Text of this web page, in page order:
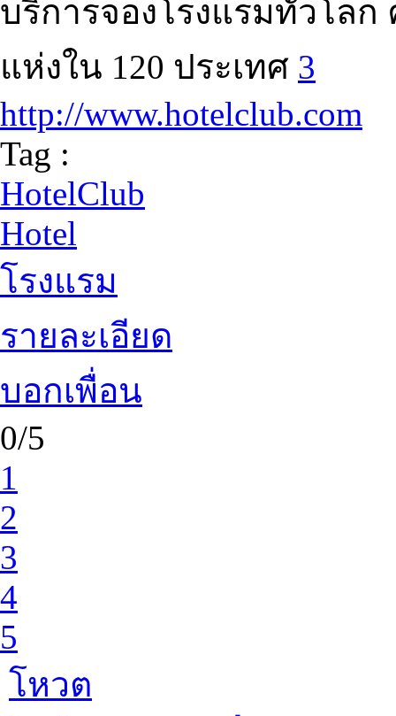
บริการจองโรงแรมทั่วโล
แห่งใน 120 ประเทศ 3
http://www.hotelclub.com
Tag :
HotelClub
Hotel
โรงแรม
รายละเอียด
บอกเพื่อน
0/5
1
2
3
4
5
โหวต